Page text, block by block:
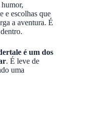
e escolhas que
a aventura. É
é um dos
. É leve de
uma